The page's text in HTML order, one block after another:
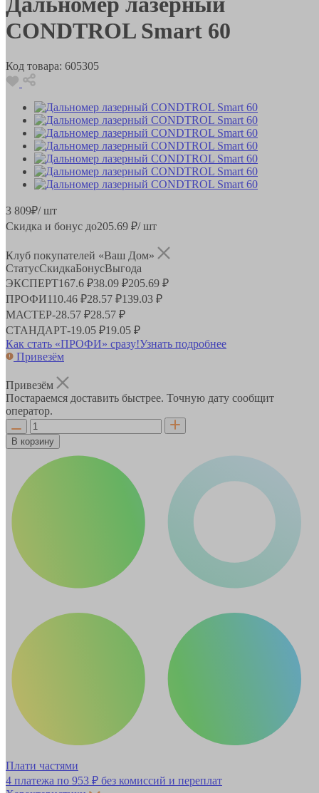
CONDTROL Smart 60
Код товара: 605305
3 809₽/ шт
Скидка и бонус до205.69 ₽/ шт
Клуб покупателей «Ваш Дом»
СтатусСкидкаБонусВыгода
ЭКСПЕРТ167.6 ₽38.09 ₽205.69 ₽
ПРОФИ110.46 ₽28.57 ₽139.03 ₽
МАСТЕР-28.57 ₽28.57 ₽
СТАНДАРТ-19.05 ₽19.05 ₽
Как стать «ПРОФИ» сразу!Узнать подробнее
Привезём
Привезём
Постараемся доставить быстрее. Точную дату сообщит
оператор.
В корзину
Плати частями
4 платежа по 953 ₽ без комиссий и переплат